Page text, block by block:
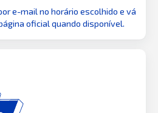
e-mail no horário escolhido e vá
oficial quando disponível.